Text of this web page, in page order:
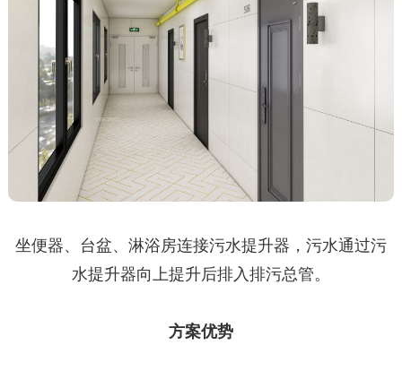
坐便器、台盆、淋浴房连接污水提升器，污水通过污
水提升器向上提升后排入排污总管。
方案优势